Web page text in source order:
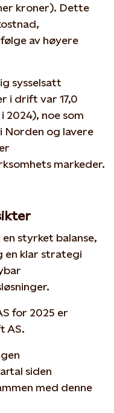
kroner). Dette
,
av høyere
sysselsatt
i driftvar 17,0
2024), noe som
i Norden og lavere
markeder.
styrket balanse,
en klar strategi
for 2025 er
AS.
siden
med denne